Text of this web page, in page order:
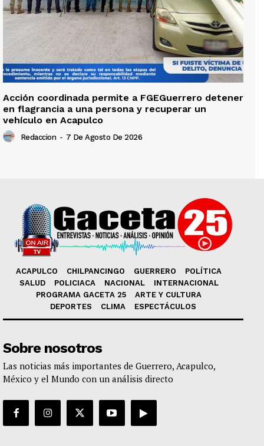
Acción coordinada permite a FGEGuerrero detener
en flagrancia a una persona y recuperar un
vehículo en Acapulco
Redaccion - 7 De Agosto De 2026
ACAPULCO CHILPANCINGO GUERRERO
POLÍTICA
SALUD
POLICIACA NACIONAL
INTERNACIONAL
PROGRAMA GACETA 25
ARTE Y CULTURA
DEPORTES
CLIMA ESPECTÁCULOS
Sobre nosotros
Las noticias más importantes de Guerrero, Acapulco,
México y el Mundo con un análisis directo